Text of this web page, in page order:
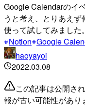
Google Calendarのイ
うと考え、とりあえ
使って試してみました。
Notion Google
haoyayoi
2022.03.08
この記事は公開さ
報が古い可能性があり